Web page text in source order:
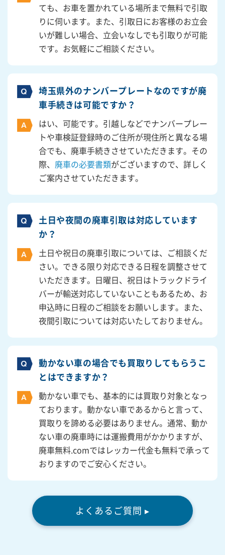
ても、お車を置かれている場所まで無料で引取
りに伺います。また、引取日にお客様のお立会
いが難しい場合、立会いなしでも引取りが可能
です。お気軽にご相談ください。
埼玉県外のナンバープレートなのですが廃
車手続きは可能ですか？
はい、可能です。引越しなどでナンバープレー
トや車検証登録時のご住所が現住所と異なる場
合でも、廃車手続きさせていただきます。その
際、 廃車の必要書類がございますので、詳しく
ご案内させていただきます。
土日や夜間の廃車引取は対応しています
か？
土日や祝日の廃車引取については、ご相談くだ
さい。できる限り対応できる日程を調整させて
いただきます。日曜日、祝日はトラックドライ
バーが輸送対応していないこともあるため、お
申込時に日程のご相談をお願いします。また、
夜間引取については対応いたしておりません。
動かない車の場合でも買取りしてもらうこ
とはできますか？
動かない車でも、基本的には買取り対象となっ
ております。動かない車であるからと言って、
買取りを諦める必要はありません。通常、動か
ない車の廃車時には運搬費用がかかりますが、
廃車無料.comではレッカー代金も無料で承って
おりますのでご安心ください。
よくあるご質問 ▸